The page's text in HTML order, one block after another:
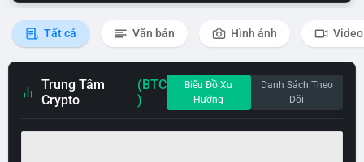
Tất cả Văn bản Hình ảnh Video
Trung Tâm
Crypto
(BTC
)
Biểu Đồ Xu
Hướng
Danh Sách Theo
Dõi